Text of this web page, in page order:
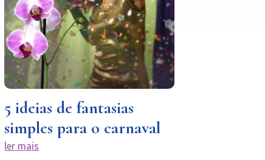
5 ideias de fantasias
simples para o carnaval
ler mais